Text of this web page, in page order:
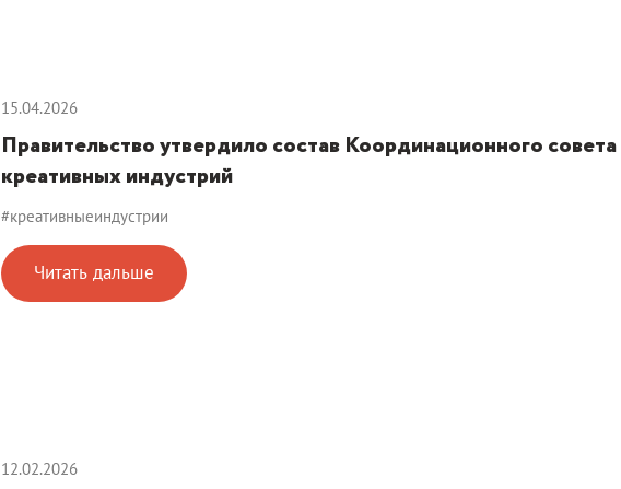
15.04.2026
Правительство утвердило состав Координационного
креативных индустрий
#креативныеиндустрии
Читать дальше
12.02.2026